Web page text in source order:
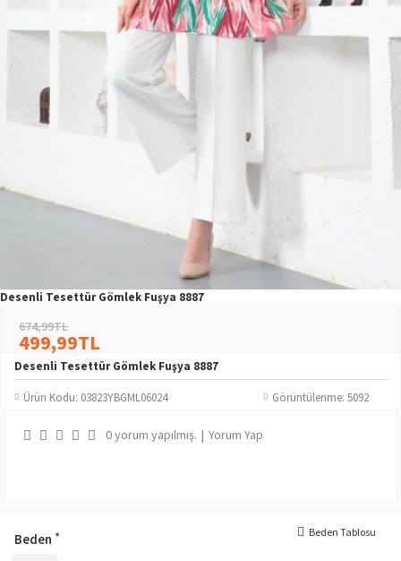
Desenli Tesettür Gömlek Fuşya 8887
Desenli Tesettür Gömlek Fuşya 8887
Ürün Kodu: 03823YBGML06024 Görüntülenme: 5092
0 yorum yapılmış. | Yorum Yap
499,99TL
674,99TL
Beden Beden Tablosu